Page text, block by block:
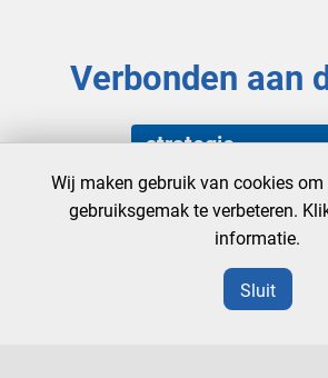
Verbonden aan
strategie
besturing
professionalisering
samenwerking
Wij maken gebruik van cookies
gebruiksgemak te verbeteren.
informatie.
Sluit